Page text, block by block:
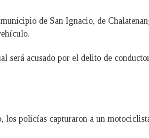
de San Ignacio, de
será acusado por el delito de
policías capturaron a un